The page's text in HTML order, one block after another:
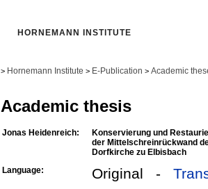
HORNEMANN INSTITUTE
> Hornemann Institute > E-Publication > Academic
Academic thesis
Jonas Heidenreich:
Konservierung und
der Mittelschreinrückwand
Dorfkirche zu Elbisbach
Language:
Original -